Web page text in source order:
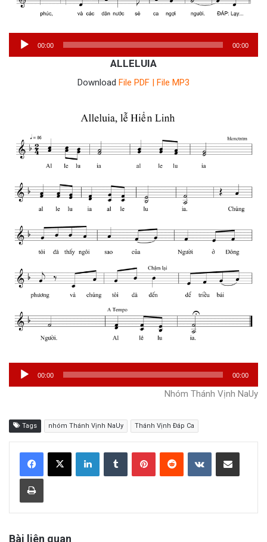
Trình
phát
00:00 00:00
ALLELUIA
Download File PDF File MP3
Trình
phát
00:00 00:00
Nhóm Thánh Vịnh NaUy
Tags nhóm Thánh Vịnh NaUy Thánh Vịnh Đáp Ca
Bài liên quan